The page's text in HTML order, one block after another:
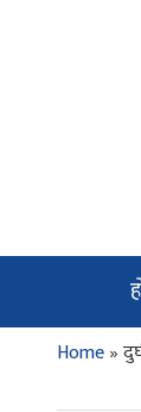
Home»